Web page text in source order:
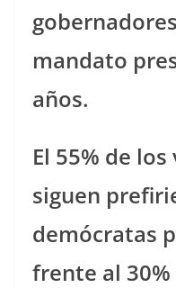
mandato
años.
El 55% de
siguen
demócratas
frente al